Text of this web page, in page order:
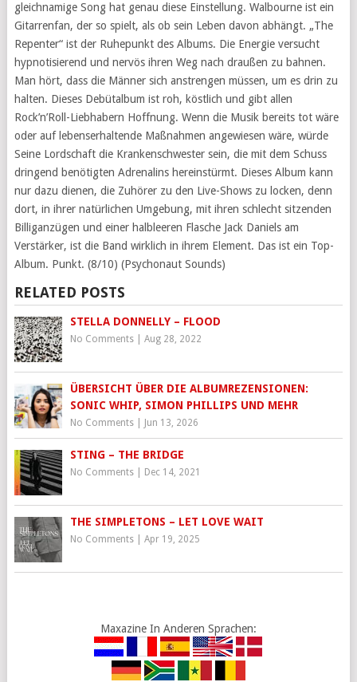
gleichnamige Song hat genau diese Einstellung. Walbourne ist ein
Gitarrenfan, der so spielt, als ob sein Leben davon abhängt. „The
Repenter“ ist der Ruhepunkt des Albums. Die Energie versucht
hypnotisierend und nervös ihren Weg nach draußen zu bahnen.
Man hört, dass die Männer sich anstrengen müssen, um es drin zu
halten. Dieses Debütalbum ist roh, köstlich und gibt allen
Rock’n’Roll-Liebhabern Hoffnung. Wenn die Musik bereits tot wäre
oder auf lebenserhaltende Maßnahmen angewiesen wäre, würde
Seine Lordschaft die Krankenschwester sein, die mit dem Schuss
dringend benötigten Adrenalins hereinstürmt. Dieses Album kann
nur dazu dienen, die Zuhörer zu den Live-Shows zu locken, denn
dort, in ihrer natürlichen Umgebung, mit ihren schlecht sitzenden
Billiganzügen und einer halbleeren Flasche Jack Daniels am
Verstärker, ist die Band wirklich in ihrem Element. Das ist ein Top-
Album. Punkt. (8/10) (Psychonaut Sounds)
RELATED POSTS
STELLA DONNELLY – FLOOD
No Comments| Aug 28, 2022
ÜBERSICHT ÜBER DIE ALBUMREZENSIONEN:
SONIC WHIP, SIMON PHILLIPS UND MEHR
No Comments| Jun 13, 2026
STING – THE BRIDGE
No Comments| Dec 14, 2021
THE SIMPLETONS – LET LOVE WAIT
No Comments| Apr 19, 2025
Maxazine In Anderen Sprachen: